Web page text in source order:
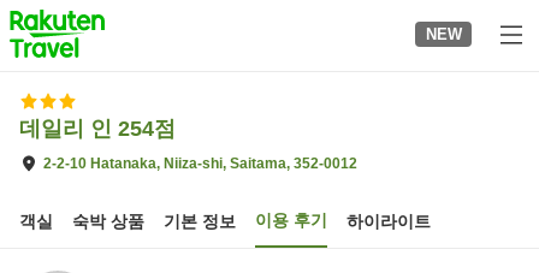
to
top
page
NEW
데일리 인 254점
2-2-10 Hatanaka, Niiza-shi, Saitama, 352-0012
객실 숙박 상품 기본 정보 이용 후기 하이라이트